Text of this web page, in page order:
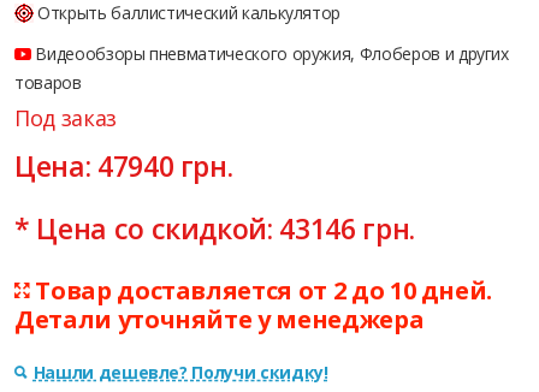
Открыть баллистический калькулятор
Видеообзоры пневматического оружия, Флоберов и других
товаров
Под заказ
Цена: 47940 грн.
* Цена со скидкой: 43146 грн.
Товар доставляется от 2 до 10 дней.
Детали уточняйте у менеджера
Нашли дешевле? Получи скидку!